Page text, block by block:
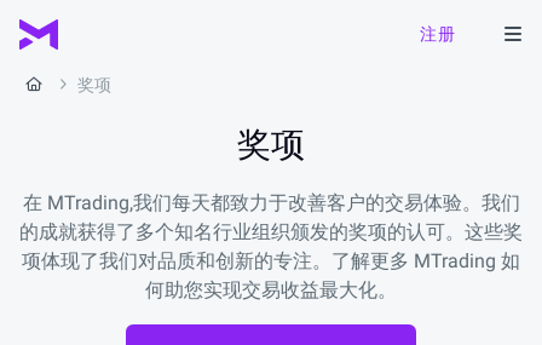
注册
奖项
奖项
在 MTrading,我们每天都致力于改善客户的交易体验。我们
的成就获得了多个知名行业组织颁发的奖项的认可。这些奖
项体现了我们对品质和创新的专注。了解更多 MTrading 如
何助您实现交易收益最大化。